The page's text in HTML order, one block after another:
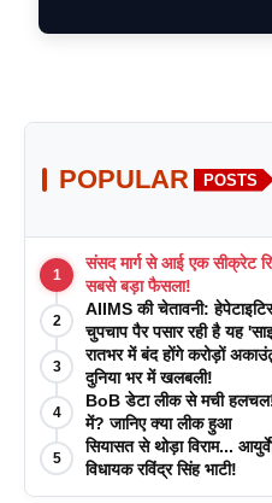
POPULAR POSTS
1
संसद मार्ग से आई एक सीक्रेट
सबसे बड़ा फैसला!
2
AIIMS की चेतावनी:
चुपचाप पैर पसार रही है यह
3
रातभर में बंद होंगे करोड़ों
दुनिया भर में खलबली!
4
BoB डेटा लीक से मची
में? जानिए क्या लीक हुआ
5
सियासत से थोड़ा विराम...
विधायक रविंद्र सिंह भाटी!